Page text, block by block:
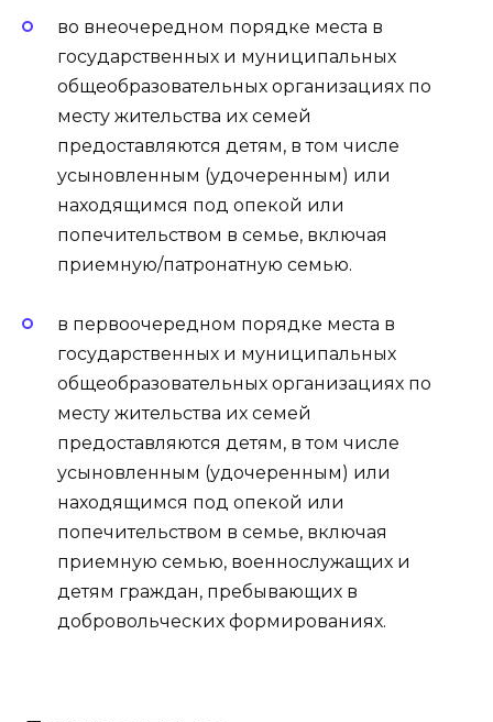
во внеочередном порядке места в
государственных и муниципальных
общеобразовательных организациях по
месту жительства их семей
предоставляются детям, в том числе
усыновленным (удочеренным) или
находящимся под опекой или
попечительством в семье, включая
приемную/патронатную семью.
в первоочередном порядке места в
государственных и муниципальных
общеобразовательных организациях по
месту жительства их семей
предоставляются детям, в том числе
усыновленным (удочеренным) или
находящимся под опекой или
попечительством в семье, включая
приемную семью, военнослужащих и
детям граждан, пребывающих в
добровольческих формированиях.